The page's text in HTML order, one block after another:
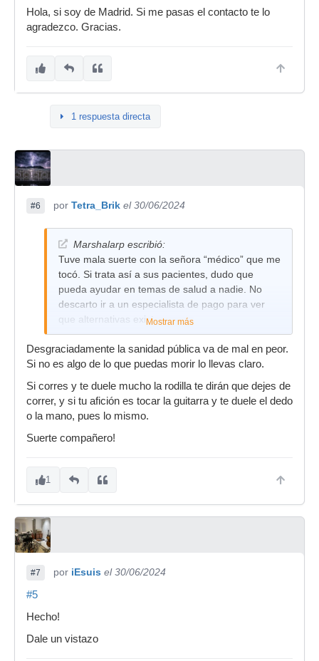
Hola, si soy de Madrid. Si me pasas el contacto te lo
agradezco. Gracias.
1 respuesta directa
#6 por Tetra_Brik el 30/06/2024
Marshalarp escribió:
Tuve mala suerte con la señora “médico” que me
tocó. Si trata así a sus pacientes, dudo que
pueda ayudar en temas de salud a nadie. No
descarto ir a un especialista de pago para ver
que alternativas existenMostrar más
Desgraciadamente la sanidad pública va de mal en peor.
Si no es algo de lo que puedas morir lo llevas claro.
Si corres y te duele mucho la rodilla te dirán que dejes de
correr, y si tu afición es tocar la guitarra y te duele el dedo
o la mano, pues lo mismo.
Suerte compañero!
1
#7 por iEsuis el 30/06/2024
#5
Hecho!
Dale un vistazo